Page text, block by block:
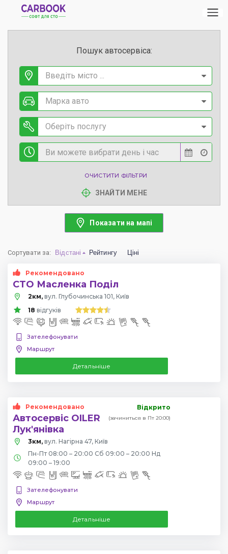
Пошук автосервіса:
Введіть місто ...
Марка авто
Оберіть послугу
ОЧИСТИТИ ФІЛЬТРИ
ЗНАЙТИ МЕНЕ
Показати на мапі
Сортувати за: Відстані Рейтингу Ціні
Рекомендовано
СТО Масленка Поділ
2км, вул. Глубочинська 101, Київ
18 відгуків
Зателефонувати
Маршрут
Детальніше
Рекомендовано
Автосервіс OILER
Лук'янівка
Відкрито
(зачиниться в Пт 20:00)
3км, вул. Нагірна 47, Київ
Пн-Пт 08:00 – 20:00 Сб 09:00 – 20:00 Нд
09:00 – 19:00
Зателефонувати
Маршрут
Детальніше